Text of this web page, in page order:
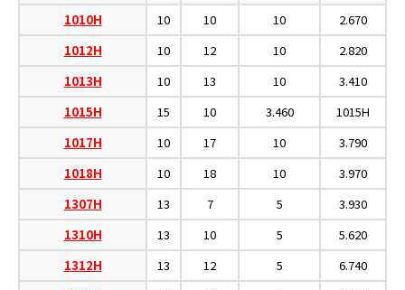
1010H
10 10 10
2.670
1012H
10 12 10
2.820
1013H
10 13 10
3.410
1015H
15 10 3.460
1015H
1017H
10 17 10
3.790
1018H
10 18 10
3.970
1307H
13 7 5
3.930
1310H
13 10 5
5.620
1312H
13 12 5
6.740